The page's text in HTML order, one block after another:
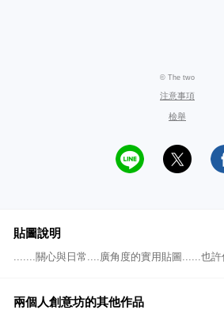
© The two
注意事項
檢舉
貼圖說明
.......關心與日常....廣角度的實用貼圖......也許
兩個人創意坊的其他作品